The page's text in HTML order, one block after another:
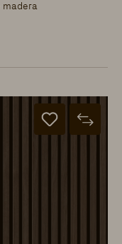
madera